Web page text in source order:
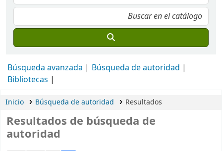
Búsqueda avanzada
Búsqueda de autoridad
Bibliotecas
Inicio Búsqueda de autoridad Resultados
Resultados de búsqueda de
autoridad